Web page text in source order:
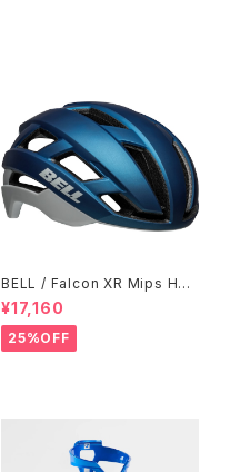
BELL / Falcon XR Mips Hel
met / Blue-Gray
¥17,160
25%OFF